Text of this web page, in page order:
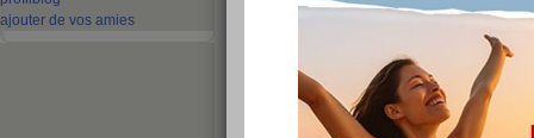
ajouter de vos amies
21 - 30 31 - 40 41 - 48 »
‹ Préc. 41 42 43 44 45